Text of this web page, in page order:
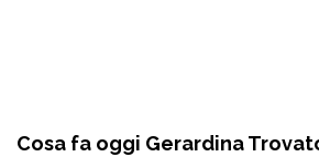
Cosa fa oggi Gerardina